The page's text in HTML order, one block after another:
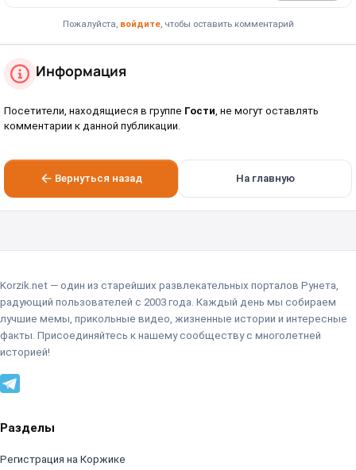
Пожалуйста, войдите, чтобы оставить комментарий
Информация
Посетители, находящиеся в группе Гости , не могут оставлять
комментарии к данной публикации.
Вернуться назад На главную
Korzik.net — один из старейших развлекательных порталов Рунета,
радующий пользователей с 2003 года. Каждый день мы собираем
лучшие мемы, прикольные видео, жизненные истории и интересные
факты. Присоединяйтесь к нашему сообществу с многолетней
историей!
Разделы
Регистрация на Коржике